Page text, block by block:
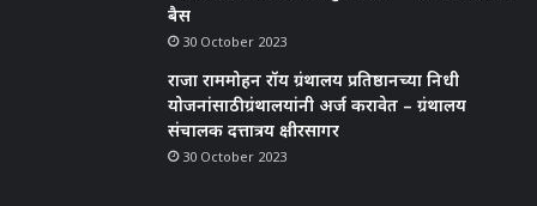
बैस
30 October 2023
राजा राममोहन रॉय ग्रंथालय प्रतिष्ठानच्या निधी
योजनांसाठी ग्रंथालयांनी अर्ज करावेत – ग्रंथालय
संचालक दत्तात्रय क्षीरसागर
30 October 2023